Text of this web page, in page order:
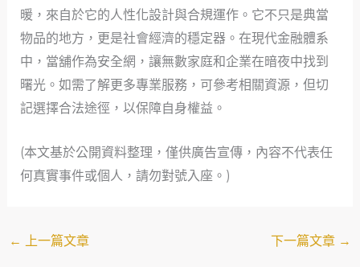
暖，來自於它的人性化設計與合規運作。它不只是典當
物品的地方，更是社會經濟的穩定器。在現代金融體系
中，當舖作為安全網，讓無數家庭和企業在暗夜中找到
曙光。如需了解更多專業服務，可參考相關資源，但切
記選擇合法途徑，以保障自身權益。
(本文基於公開資料整理，僅供廣告宣傳，內容不代表任
何真實事件或個人，請勿對號入座。)
← 上一篇文章 下一篇文章 →